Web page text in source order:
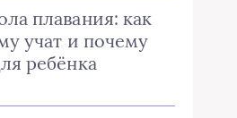
плавания: как
учат и почему
ребёнка